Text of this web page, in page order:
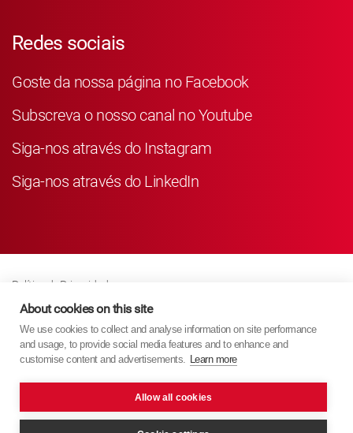
Redes sociais
Goste da nossa página no Facebook
Subscreva o nosso canal no Youtube
Siga-nos através do Instagram
Siga-nos através do LinkedIn
Política de Privacidade
Business Partner Privacy
Política de Cookies
Modern Slavery Act Policy
About cookies on this site
We use cookies to collect and analyse information on site performance
and usage, to provide social media features and to enhance and
customise content and advertisements. Learn more
Allow all cookies